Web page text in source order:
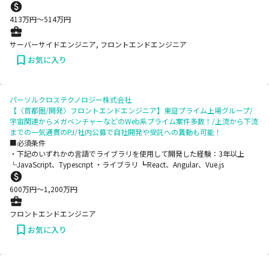
413万円〜514万円
サーバーサイドエンジニア, フロントエンドエンジニア
お気に入り
パーソルクロステクノロジー株式会社
【〈首都圏/開発〉フロントエンドエンジニア】東証プライム上場グループ/
宇宙関連からメガベンチャーなどのWeb系プライム案件多数！/上流から下流
までの一気通貫のPJ/社内公募で自社開発や受託への異動も可能！
■必須条件
・下記のいずれかの言語でライブラリを使用して開発した経験：3年以上
└JavaScript、Typescript ・ライブラリ ┗React、Angular、Vue.js
600万円〜1,200万円
フロントエンドエンジニア
お気に入り